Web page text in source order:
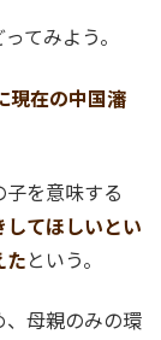
てみよう。
現在の中国瀋
を意味する
てほしいとい
たという。
母親のみの環